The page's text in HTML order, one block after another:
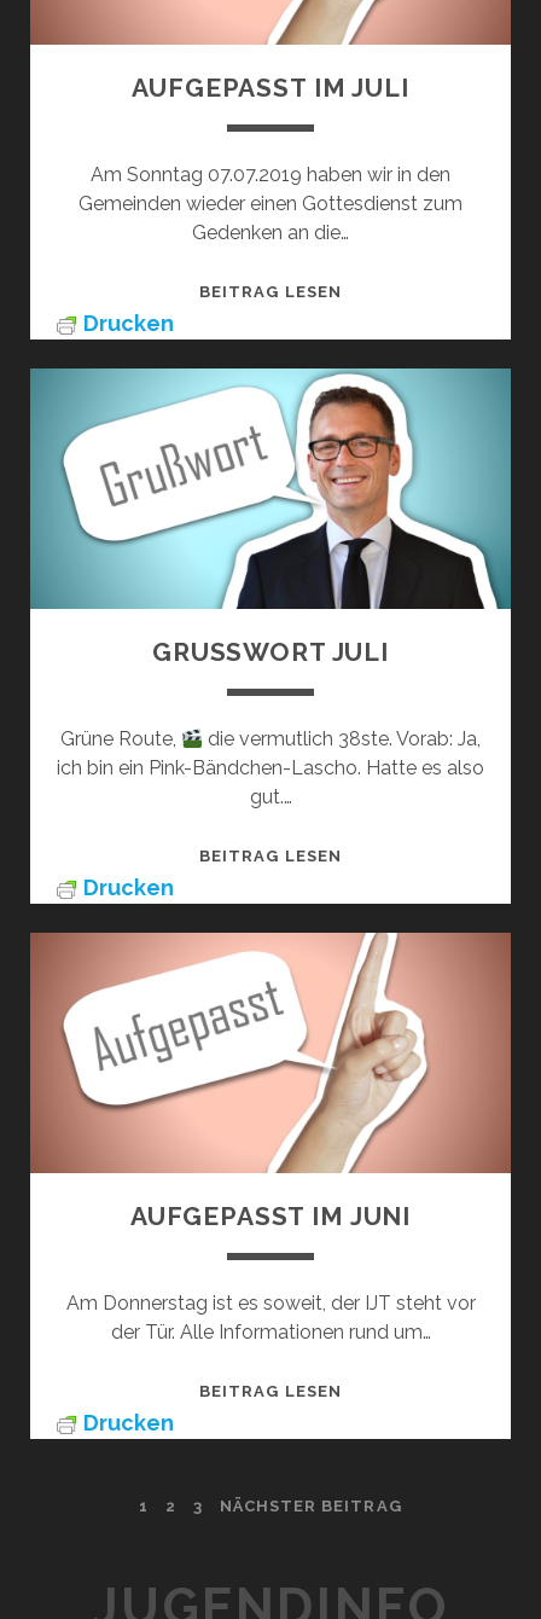
AUFGEPASST IM JULI
Am Sonntag 07.07.2019 haben wir in den
Gemeinden wieder einen Gottesdienst zum
Gedenken an die…
BEITRAG LESEN
Drucken
GRUSSWORT JULI
Grüne Route,
die vermutlich 38ste. Vorab: Ja,
ich bin ein Pink-Bändchen-Lascho. Hatte es also
gut.…
BEITRAG LESEN
Drucken
AUFGEPASST IM JUNI
Am Donnerstag ist es soweit, der IJT steht vor
der Tür. Alle Informationen rund um…
BEITRAG LESEN
Drucken
SEITENNUMMERIERUNG
BEITRÄGE
1 2 3 NÄCHSTER BEITRAG
JUGENDINFO